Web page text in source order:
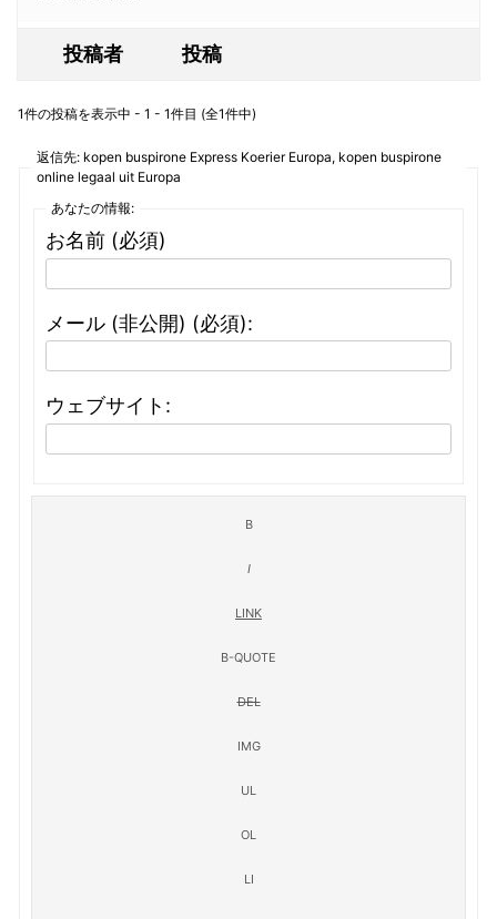
投稿者 投稿
1件の投稿を表示中 - 1 - 1件目 (全1件中)
返信先: kopen buspirone Express Koerier Europa, kopen buspirone
online legaal uit Europa
あなたの情報:
お名前 (必須)
メール (非公開) (必須):
ウェブサイト: